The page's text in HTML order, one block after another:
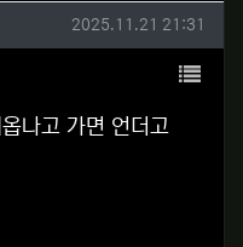
작성일
2025.11.21 21:31
목록
나고 가면 언더고